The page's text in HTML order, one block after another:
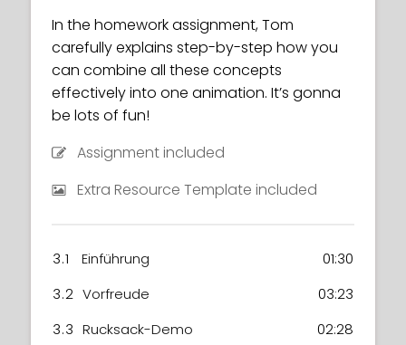
In the homework assignment, Tom
carefully explains step-by-step how you
can combine all these concepts
effectively into one animation. It’s gonna
be lots of fun!
Assignment included
Extra Resource Template included
3.1 Einführung
01:30
3.2 Vorfreude
03:23
3.3 Rucksack-Demo
02:28